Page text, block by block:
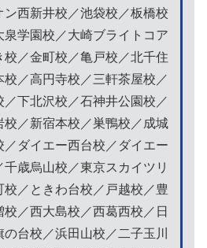
西新井校／池袋校／板橋校
泉学園校／大崎ブライトコア
／金町校／亀戸校／北千住
／高円寺校／三軒茶屋校／
下北沢校／石神井公園校／
校／新宿本校／巣鴨校／成城
ダイエー西台校／ダイエー
歳烏山校／東京スカイツリ
／ときわ台校／戸越校／豊
／西大島校／西葛西校／日
台校／浜田山校／二子玉川